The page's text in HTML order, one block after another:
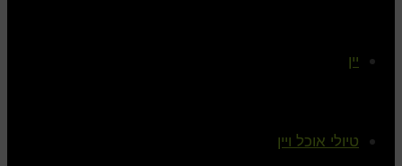
יין
טיולי אוכל ויין